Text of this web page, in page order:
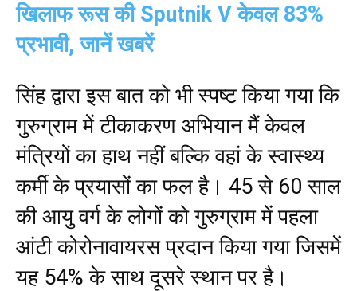
खिलाफ रूस की Sputnik V केवल 83%
प्रभावी, जानें खबरें
सिंह द्वारा इस बात को भी स्पष्ट किया गया कि
गुरुग्राम में टीकाकरण अभियान मैं केवल
मंत्रियों का हाथ नहीं बल्कि वहां के स्वास्थ्य
कर्मी के प्रयासों का फल है। 45 से 60 साल
की आयु वर्ग के लोगों को गुरुग्राम में पहला
आंटी कोरोनावायरस प्रदान किया गया जिसमें
यह 54% के साथ दूसरे स्थान पर है।